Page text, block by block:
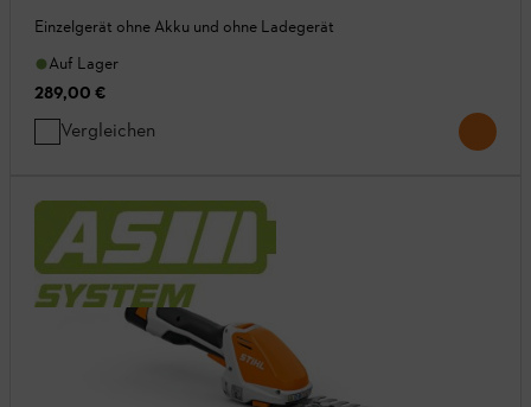
Einzelgerät ohne Akku und ohne Ladegerät
Auf Lager
289,00 €
Vergleichen